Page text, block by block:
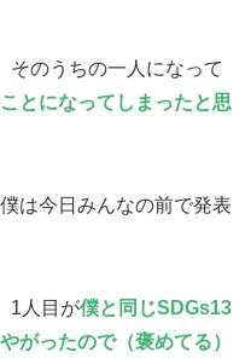
そのうちの一人になって
とになってしまったと思
は今日みんなの前で発表
1人目が僕と同じSDGs13
がったので（褒めてる）